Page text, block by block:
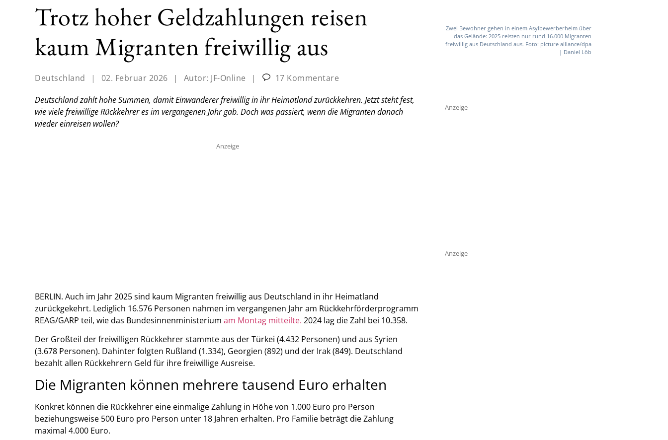
Trotz hoher Geldzahlungen reisen
kaum Migranten freiwillig aus
Deutschland | 02. Februar 2026 | Autor: JF-Online |
17 Kommentare
Deutschland zahlt hohe Summen, damit Einwanderer freiwillig in ihr Heimatland zurückkehren. Jetzt steht fest,
wie viele freiwillige Rückkehrer es im vergangenen Jahr gab. Doch was passiert, wenn die Migranten danach
wieder einreisen wollen?
Anzeige
BERLIN. Auch im Jahr 2025 sind kaum Migranten freiwillig aus Deutschland in ihr Heimatland
zurückgekehrt. Lediglich 16.576 Personen nahmen im vergangenen Jahr am Rückkehrförderprogramm
REAG/GARP teil, wie das Bundesinnenministerium am Montag mitteilte. 2024 lag die Zahl bei 10.358.
Der Großteil der freiwilligen Rückkehrer stammte aus der Türkei (4.432 Personen) und aus Syrien
(3.678 Personen). Dahinter folgten Rußland (1.334), Georgien (892) und der Irak (849). Deutschland
bezahlt allen Rückkehrern Geld für ihre freiwillige Ausreise.
Die Migranten können mehrere tausend Euro erhalten
Konkret können die Rückkehrer eine einmalige Zahlung in Höhe von 1.000 Euro pro Person
beziehungsweise 500 Euro pro Person unter 18 Jahren erhalten. Pro Familie beträgt die Zahlung
maximal 4.000 Euro.
Zwei Bewohner gehen in einem Asylbewerberheim über
das Gelände: 2025 reisten nur rund 16.000 Migranten
freiwillig aus Deutschland aus. Foto: picture alliance/dpa
| Daniel Löb
Anzeige
Anzeige